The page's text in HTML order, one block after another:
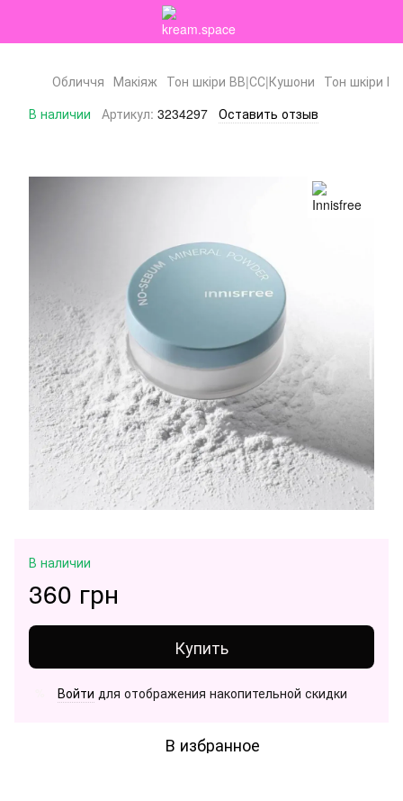
Обличчя Макіяж Тон шкіри ВВ|СС|Кушони Тон шкіри
В наличии
Артикул: 3234297 Оставить отзыв
В наличии
360 грн
Купить
Войти для отображения накопительной скидки
В избранное